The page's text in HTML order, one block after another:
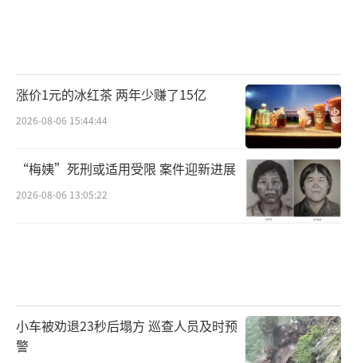
涨价1元的冰红茶 两年少赚了15亿
2026-08-06 15:44:44
“梅姨”死刑或适用受限 案件迎新进展
2026-08-06 13:05:22
小车被劝退23秒后塌方 巡查人员及时预
警